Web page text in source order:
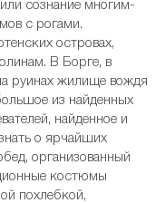
сознание многим-
с рогами.
островах,
В Борге, в
руинах жилище вождя
из найденных
найденное и
о ярчайших
организованный
костюмы
похлебкой,